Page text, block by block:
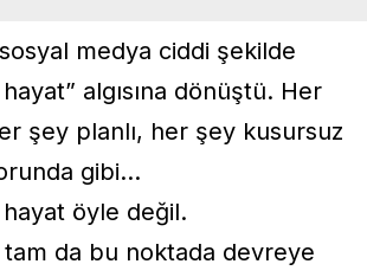
sosyal medya ciddi şekilde
algısına dönüştü. Her
şey planlı, her şey kusursuz
gibi…
öyle değil.
da bu noktada devreye